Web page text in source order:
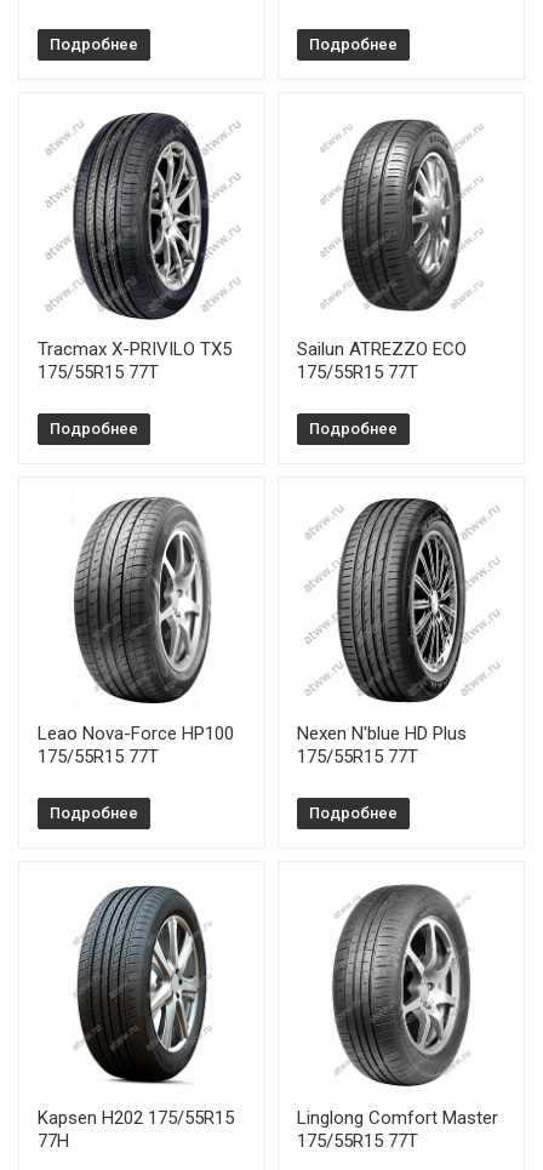
Подробнее Подробнее
Tracmax X-PRIVILO TX5
175/55R15 77T
Подробнее
Sailun ATREZZO ECO
175/55R15 77T
Подробнее
Leao Nova-Force HP100
175/55R15 77T
Подробнее
Nexen N'blue HD Plus
175/55R15 77T
Подробнее
Kapsen H202 175/55R15
77H
Linglong Comfort Master
175/55R15 77T